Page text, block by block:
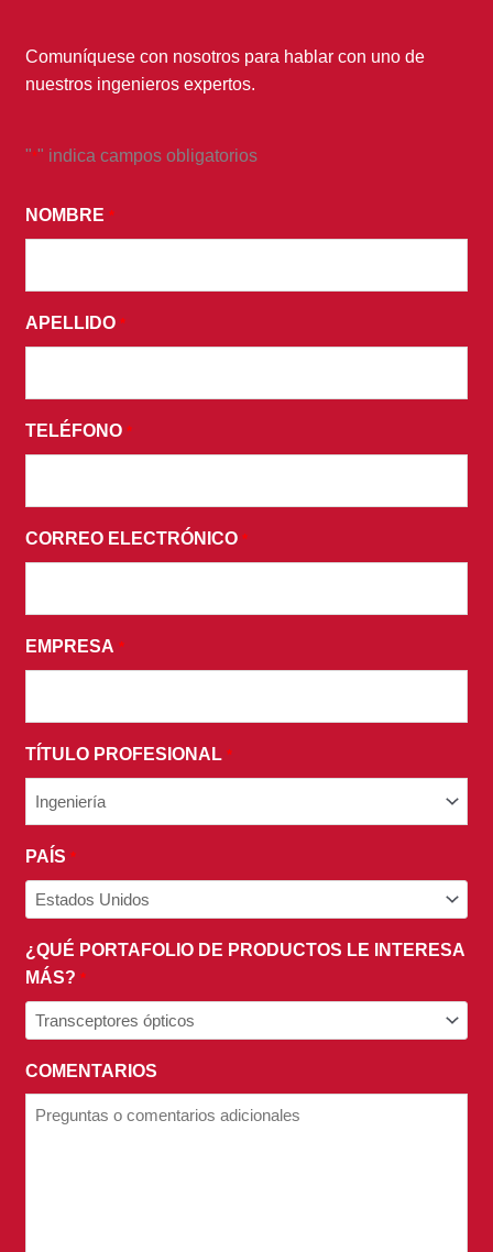
Comuníquese con nosotros para hablar con uno de
nuestros ingenieros expertos.
"*" indica campos obligatorios
NOMBRE *
APELLIDO *
TELÉFONO *
CORREO ELECTRÓNICO *
EMPRESA *
TÍTULO PROFESIONAL *
PAÍS *
¿QUÉ PORTAFOLIO DE PRODUCTOS LE INTERESA
MÁS? *
COMENTARIOS
AL
ENVIAR
FORMULARIO,
ACEPTA
RECIBIR
PROMOCIONALES
Y
TÉRMINOS
NUESTRA
*